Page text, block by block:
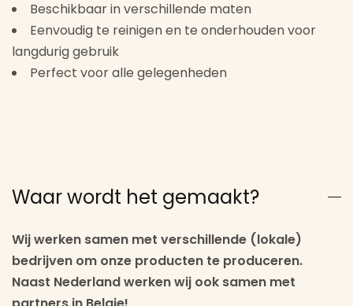
Beschikbaar in verschillende maten
Eenvoudig te reinigen en te onderhouden voor
langdurig gebruik
Perfect voor alle gelegenheden
Waar wordt het gemaakt?
Wij werken samen met verschillende (lokale)
bedrijven om onze producten te produceren.
Naast Nederland werken wij ook samen met